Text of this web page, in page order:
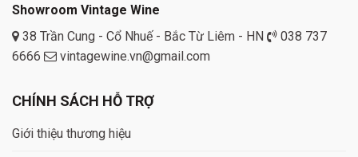
Showroom Vintage Wine
38 Trần Cung - Cổ Nhuế - Bắc Từ Liêm - HN
038 737
6666
vintagewine.vn@gmail.com
CHÍNH SÁCH HỖ TRỢ
Giới thiệu thương hiệu